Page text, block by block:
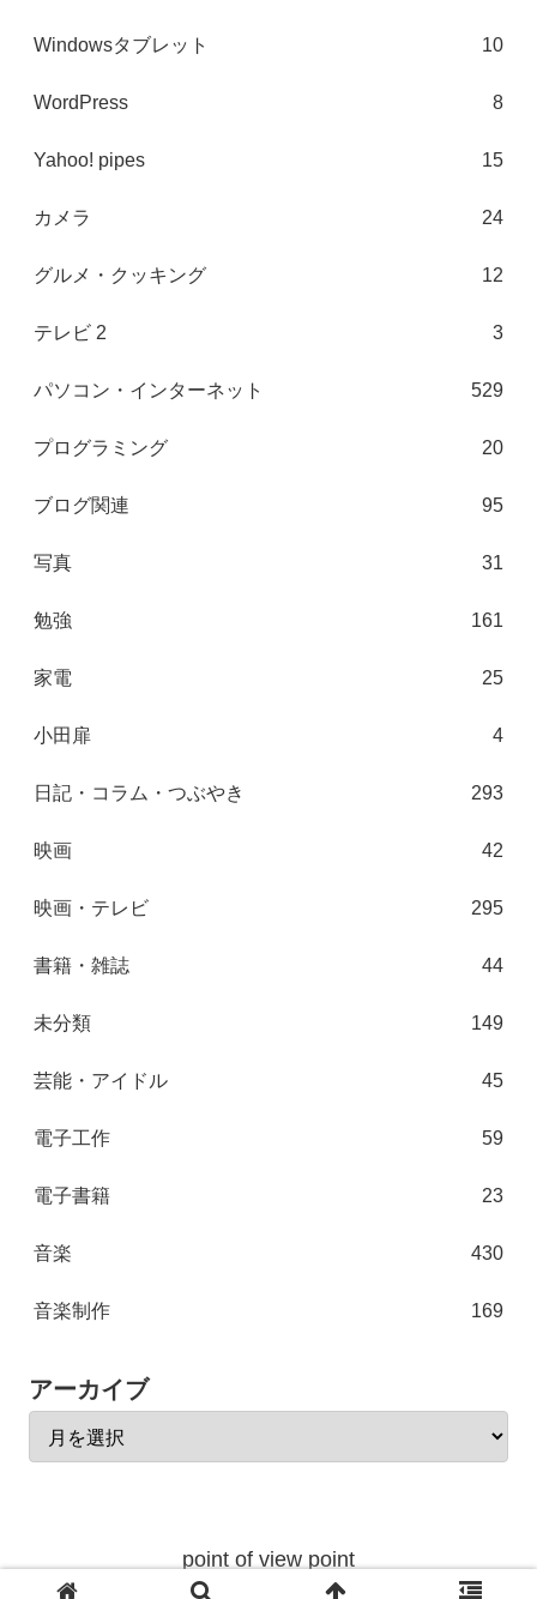
Windowsタブレット 10
WordPress 8
Yahoo! pipes 15
カメラ 24
グルメ・クッキング 12
テレビ 2 3
パソコン・インターネット 529
プログラミング 20
ブログ関連 95
写真 31
勉強 161
家電 25
小田扉 4
日記・コラム・つぶやき 293
映画 42
映画・テレビ 295
書籍・雑誌 44
未分類 149
芸能・アイドル 45
電子工作 59
電子書籍 23
音楽 430
音楽制作 169
アーカイブ
point of view point
© 2004 point of view point.